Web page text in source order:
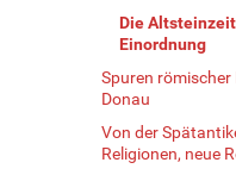
Die
Einordnung
Spuren römischer
Donau
Von der
Religionen, neue